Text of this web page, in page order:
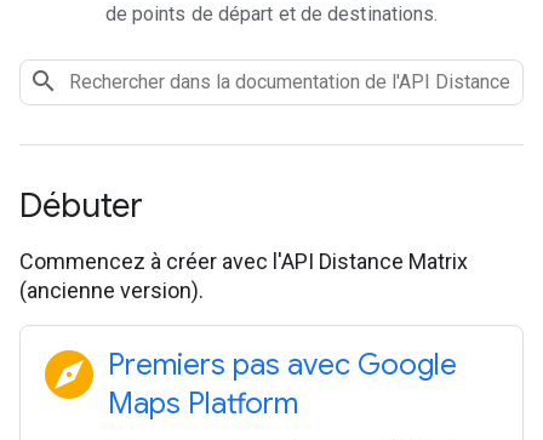
de points de départ et de destinations.
Débuter
Commencez à créer avec l'API Distance Matrix
(ancienne version).
explore Premiers pas avec Google
Maps Platform